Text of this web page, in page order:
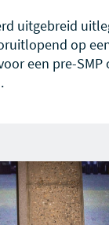
uitgebreid
op
een pre-